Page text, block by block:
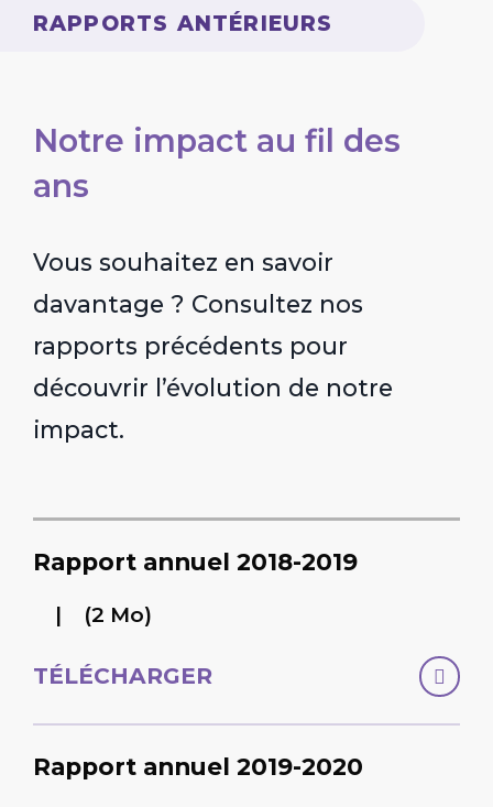
RAPPORTS ANTÉRIEURS
Notre impact au fil des
ans
Vous souhaitez en savoir
davantage ? Consultez nos
rapports précédents pour
découvrir l’évolution de notre
impact.
Rapport annuel 2018-2019
(2 Mo)
TÉLÉCHARGER
Rapport annuel 2019-2020